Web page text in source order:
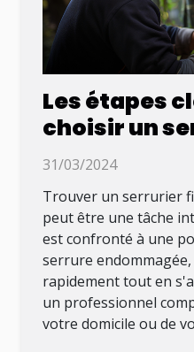
Les étapes
choisir un
en cas
31/03/2024
Trouver un serrurier
peut être une tâche
est confronté à une
serrure
rapidement tout en
un professionnel
votre domicile ou de